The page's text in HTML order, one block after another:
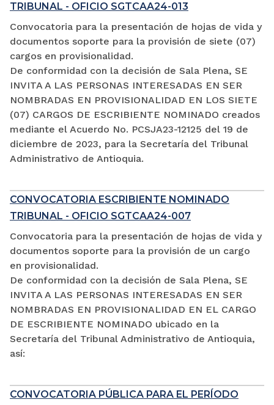
TRIBUNAL - OFICIO SGTCAA24-013
Convocatoria para la presentación de hojas de vida y
documentos soporte para la provisión de siete (07)
cargos en provisionalidad.
De conformidad con la decisión de Sala Plena, SE
INVITA A LAS PERSONAS INTERESADAS EN SER
NOMBRADAS EN PROVISIONALIDAD EN LOS SIETE
(07) CARGOS DE ESCRIBIENTE NOMINADO creados
mediante el Acuerdo No. PCSJA23-12125 del 19 de
diciembre de 2023, para la Secretaría del Tribunal
Administrativo de Antioquia.
CONVOCATORIA ESCRIBIENTE NOMINADO
TRIBUNAL - OFICIO SGTCAA24-007
Convocatoria para la presentación de hojas de vida y
documentos soporte para la provisión de un cargo
en provisionalidad.
De conformidad con la decisión de Sala Plena, SE
INVITA A LAS PERSONAS INTERESADAS EN SER
NOMBRADAS EN PROVISIONALIDAD EN EL CARGO
DE ESCRIBIENTE NOMINADO ubicado en la
Secretaría del Tribunal Administrativo de Antioquia,
así:
CONVOCATORIA PÚBLICA PARA EL PERÍODO